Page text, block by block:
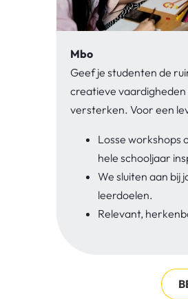
Mbo
Geef je studenten de
creatieve
versterken. Voor een
Losse workshops
hele schooljaar
We sluiten aan bij
leerdoelen.
Relevant,